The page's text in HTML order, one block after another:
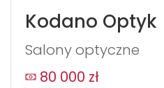
Kodano Optyk
Salony optyczne
80 000 zł